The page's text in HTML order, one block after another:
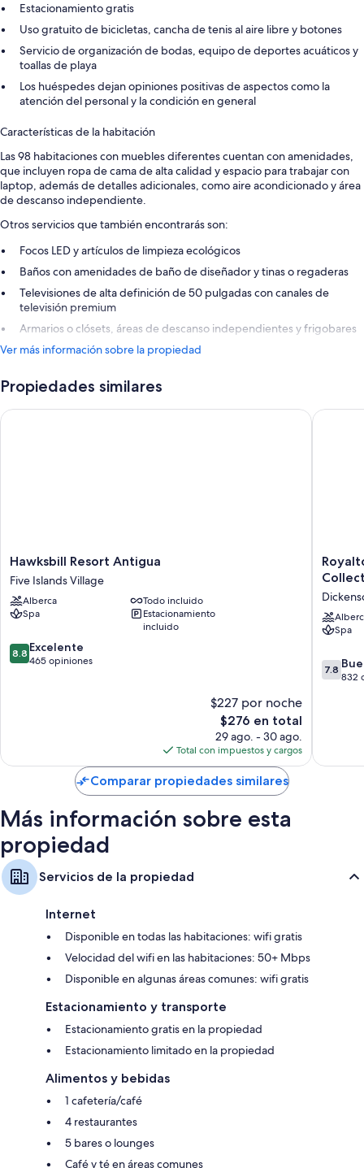
Estacionamiento gratis
Uso gratuito de bicicletas, cancha de tenis al aire libre y botones
Servicio de organización de bodas, equipo de deportes acuáticos y
toallas de playa
Los huéspedes dejan opiniones positivas de aspectos como la
atención del personal y la condición en general
Características de la habitación
Las 98 habitaciones con muebles diferentes cuentan con amenidades,
que incluyen ropa de cama de alta calidad y espacio para trabajar con
laptop, además de detalles adicionales, como aire acondicionado y área
de descanso independiente.
Otros servicios que también encontrarás son:
Focos LED y artículos de limpieza ecológicos
Baños con amenidades de baño de diseñador y tinas o regaderas
Televisiones de alta definición de 50 pulgadas con canales de
televisión premium
Armarios o clósets, áreas de descanso independientes y frigobares
Ver más información sobre la propiedad
Propiedades similares
Hawksbill
Resort
Antigua
Five
Islands
Hawksbill Resort Antigua
Five Islands Village
Alberca
Todo incluido
Spa
Estacionamiento
incluido
8.8
de
8.8 Excelente
465 opiniones
$227 por noche
El
precio
actual
es
de
$276
$276 en total
29 ago. - 30 ago.
Total con impuestos y cargos
Hawksbill Resort Antigua
Royalton
CHIC
An
Inclusive
Resort
Spa
7.8
de
7.8
832
Comparar propiedades similares
Más información sobre esta
propiedad
Servicios de la propiedad
Internet
Disponible en todas las habitaciones: wifi gratis
Velocidad del wifi en las habitaciones: 50+ Mbps
Disponible en algunas áreas comunes: wifi gratis
Estacionamiento y transporte
Estacionamiento gratis en la propiedad
Estacionamiento limitado en la propiedad
Alimentos y bebidas
1 cafetería/café
4 restaurantes
5 bares o lounges
Café y té en áreas comunes